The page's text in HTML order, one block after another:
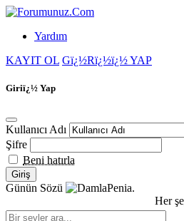
Yardım
KAYIT OL Gï¿½Rï¿½ï¿½ YAP
Giriï¿½ Yap
Kullanıcı Adı
Şifre
Beni hatırla
Günün Sözü
Penia.
Her